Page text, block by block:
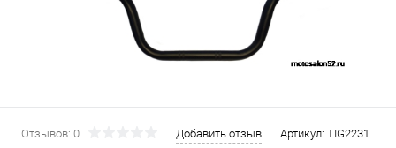
Отзывов: 0 Добавить отзыв Артикул: TIG2231